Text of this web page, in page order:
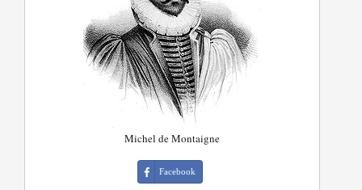
Michel de Montaigne
Facebook